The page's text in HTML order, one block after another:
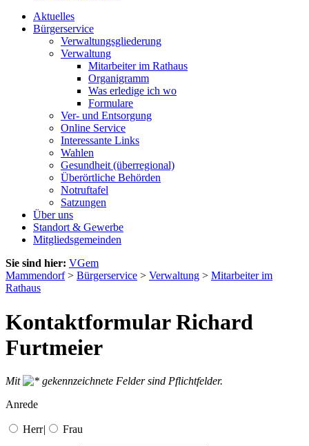
Aktuelles
Bürgerservice
Verwaltungsgliederung
Verwaltung
Mitarbeiter im Rathaus
Organigramm
Was erledige ich wo
Formulare
Ver- und Entsorgung
Online Service
Interessante Links
Wahlen
Gesundheit (überregional)
Überörtliche Behörden
Notruftafel
Satzungen
Über uns
Standort & Gewerbe
Mitgliedsgemeinden
Sie sind hier: VGem
Mammendorf> Bürgerservice > Verwaltung > Mitarbeiter im
Rathaus
Kontaktformular Richard
Furtmeier
Mit
gekennzeichnete Felder sind Pflichtfelder.
Anrede
Herr| Frau